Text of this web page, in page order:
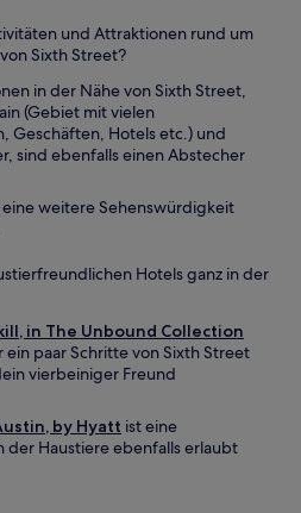
und Attraktionen rund um
Sixth Street?
in der Nähe von Sixth Street,
(Gebiet mit vielen
Geschäften, Hotels etc.) und
sind ebenfalls einen Abstecher
eine weitere Sehenswürdigkeit
Hotels ganz in der
in The Unbound Collection
ein paar Schritte von Sixth Street
vierbeiniger Freund
by Hyatt ist eine
der Haustiere ebenfalls erlaubt